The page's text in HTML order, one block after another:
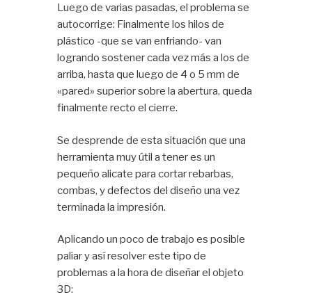
Luego de varias pasadas, el problema se
autocorrige: Finalmente los hilos de
plástico -que se van enfriando- van
logrando sostener cada vez más a los de
arriba, hasta que luego de 4 o 5 mm de
«pared» superior sobre la abertura, queda
finalmente recto el cierre.
Se desprende de esta situación que una
herramienta muy útil a tener es un
pequeño alicate para cortar rebarbas,
combas, y defectos del diseño una vez
terminada la impresión.
Aplicando un poco de trabajo es posible
paliar y así resolver este tipo de
problemas a la hora de diseñar el objeto
3D: